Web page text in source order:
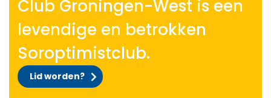
Club Groningen-West is een
levendige en betrokken
Soroptimistclub.
Lid worden?